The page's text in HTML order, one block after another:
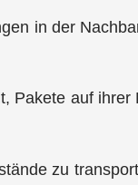
in der
Pakete auf ihrer
zu